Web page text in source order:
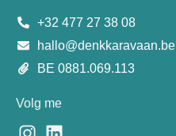
+32 477 27 38 08
hallo@denkkaravaan.be
BE 0881.069.113
Volg me